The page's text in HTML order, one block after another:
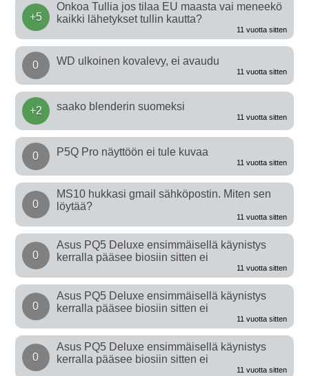
+5
Onkoa Tullia jos tilaa EU maasta vai meneekö
kaikki lähetykset tullin kautta?
11 vuotta sitten
0 WD ulkoinen kovalevy, ei avaudu
11 vuotta sitten
+2 saako blenderin suomeksi
11 vuotta sitten
0 P5Q Pro näyttöön ei tule kuvaa
11 vuotta sitten
0
MS10 hukkasi gmail sähköpostin. Miten sen
löytää?
11 vuotta sitten
0
Asus PQ5 Deluxe ensimmäisellä käynistys
kerralla pääsee biosiin sitten ei
11 vuotta sitten
0
Asus PQ5 Deluxe ensimmäisellä käynistys
kerralla pääsee biosiin sitten ei
11 vuotta sitten
0
Asus PQ5 Deluxe ensimmäisellä käynistys
kerralla pääsee biosiin sitten ei
11 vuotta sitten